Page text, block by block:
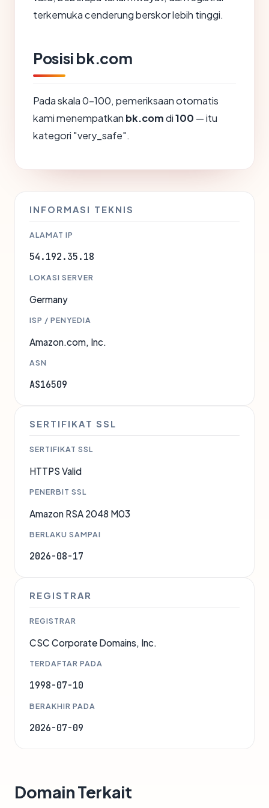
terkemuka cenderung berskor lebih tinggi.
Posisi bk.com
Pada skala 0-100, pemeriksaan otomatis
kami menempatkan bk.comdi100 — itu
kategori "very_safe".
INFORMASI TEKNIS
ALAMAT IP
54.192.35.18
LOKASI SERVER
Germany
ISP / PENYEDIA
Amazon.com, Inc.
ASN
AS16509
SERTIFIKAT SSL
SERTIFIKAT SSL
HTTPS Valid
PENERBIT SSL
Amazon RSA 2048 M03
BERLAKU SAMPAI
2026-08-17
REGISTRAR
REGISTRAR
CSC Corporate Domains, Inc.
TERDAFTAR PADA
1998-07-10
BERAKHIR PADA
2026-07-09
Domain Terkait